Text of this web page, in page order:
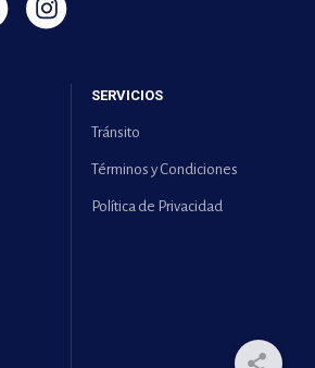
SERVICIOS
Tránsito
Términos y Condiciones
Política de Privacidad